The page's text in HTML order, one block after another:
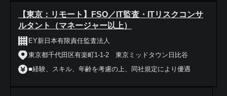
【東京：リモート】FSO／IT監査・ITリスクコンサ
ルタント（マネージャー以上）
EY新日本有限責任監査法人
東京都千代田区有楽町1-1-2 東京ミッドタウン日比谷
■経験、スキル、年齢を考慮の上、同社規定により優遇